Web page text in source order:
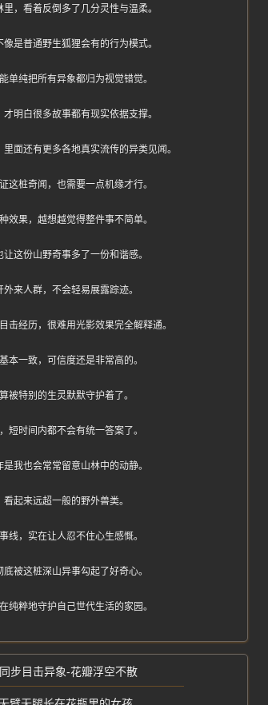
，看着反倒多了几分灵性与温柔。
是普通野生狐狸会有的行为模式。
单纯把所有异象都归为视觉错觉。
明白很多故事都有现实依据支撑。
面还有更多各地真实流传的异类见闻。
这桩奇闻，也需要一点机缘才行。
效果，越想越觉得整件事不简单。
这份山野奇事多了一份和谐感。
来人群，不会轻易展露踪迹。
经历，很难用光影效果完全解释通。
本一致，可信度还是非常高的。
被特别的生灵默默守护着了。
短时间内都不会有统一答案了。
我也会常常留意山林中的动静。
起来远超一般的野外兽类。
线，实在让人忍不住心生感慨。
被这桩深山异事勾起了好奇心。
纯粹地守护自己世代生活的家园。
步目击异象-花瓣浮空不散